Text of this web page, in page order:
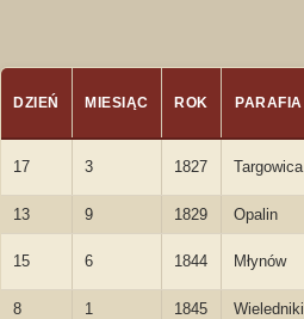
DZIEŃ MIESIĄC ROK PARAFIA
17 3 1827 Targowica
13 9 1829 Opalin
15 6 1844 Młynów
8 1 1845 Wieledniki